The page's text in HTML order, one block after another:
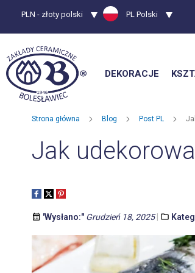
Waluta
PLN - złoty polski Język PL Polski
DEKORACJE
Strona główna Blog Post PL
Jak
'Wysłano:" Grudzień 18, 2025